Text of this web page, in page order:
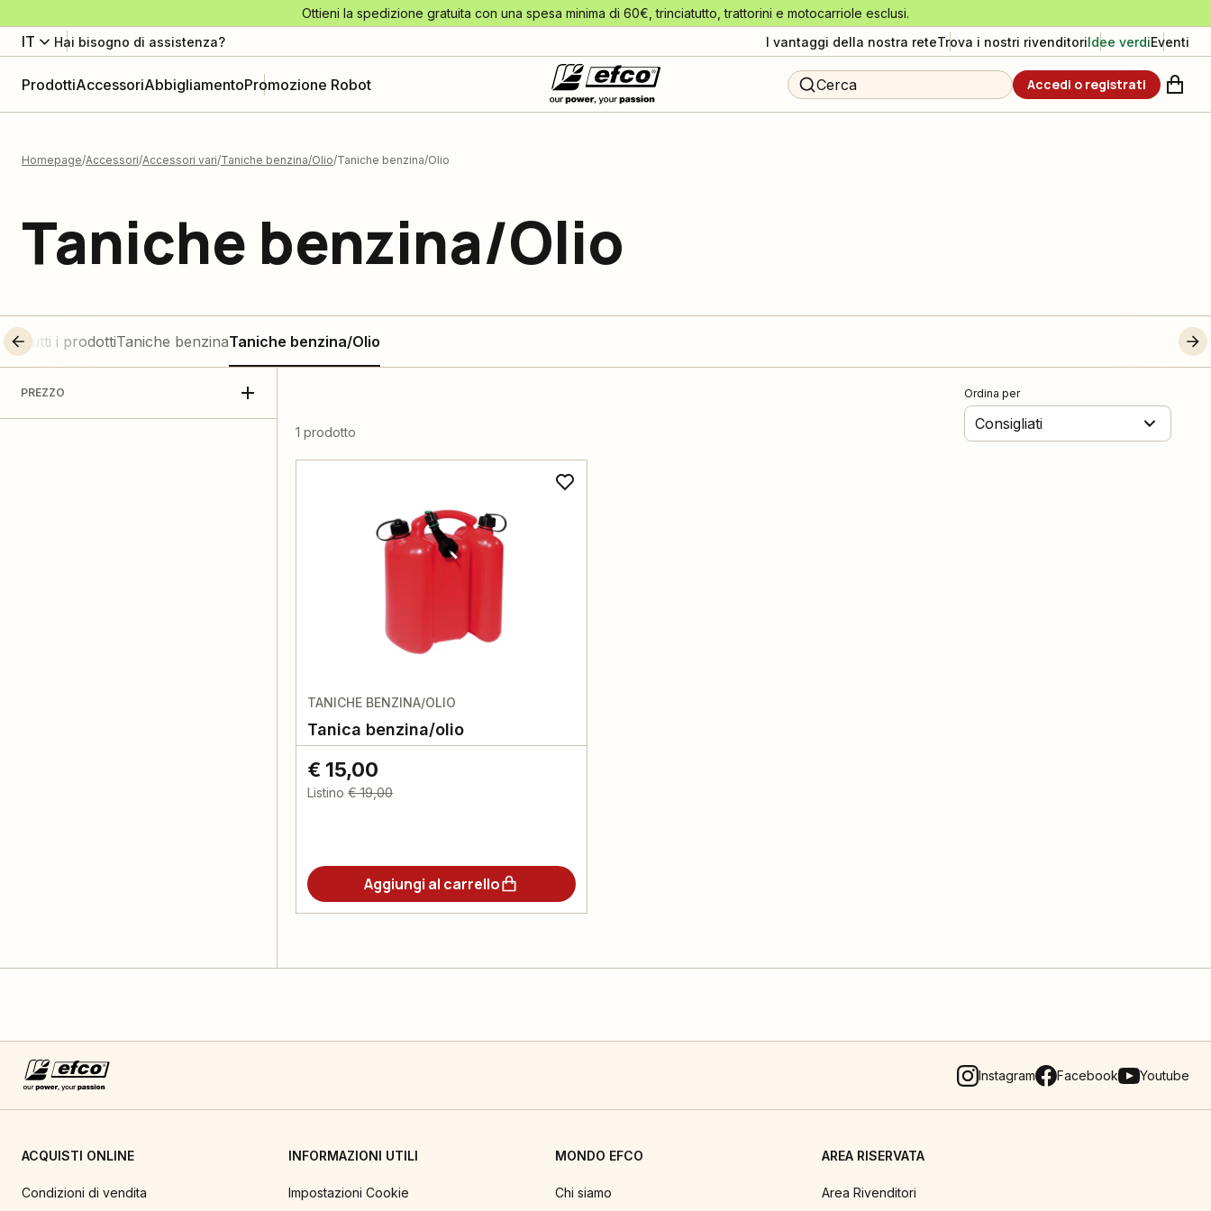
Ottieni la spedizione gratuita con una spesa minima di 60€, trinciatutto, trattorini e motocarriole esclusi.
IT Hai bisogno di assistenza? I vantaggi della nostra reteTrova i nostri rivenditoriIdee verdiEventi
ProdottiAccessoriAbbigliamentoPromozione Robot Cerca Accedi o registrati
Homepage Accessori Accessori vari Taniche benzina/Olio Taniche benzina/Olio
Taniche benzina/Olio
Tutti i prodottiTaniche benzinaTaniche benzina/Olio
PREZZO
1 prodotto
Ordina per
Consigliati
TANICHE BENZINA/OLIO
Tanica benzina/olio
€ 15,00
Listino € 19,00
Aggiungi al carrello
Instagram Facebook Youtube
ACQUISTI ONLINE
Condizioni di vendita
INFORMAZIONI UTILI
Impostazioni Cookie
MONDO EFCO
Chi siamo
AREA RISERVATA
Area Rivenditori